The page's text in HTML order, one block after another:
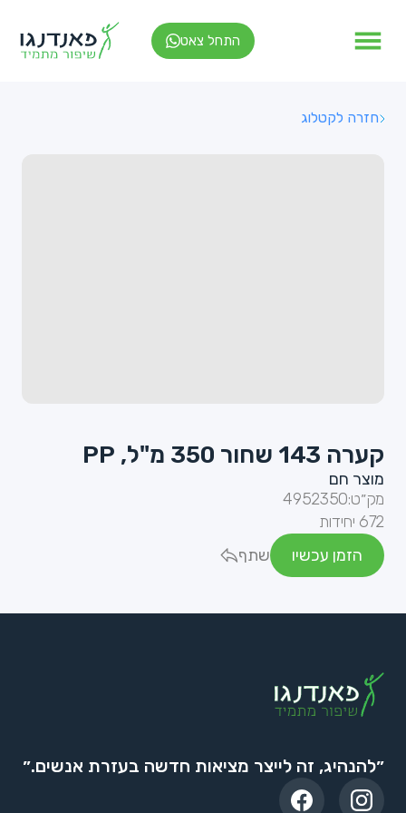
התחל צאט
חזרה לקטלוג
קערה 143 שחור 350 מ"ל, PP
מוצר חם
מק״ט:4952350
672 יחידות
הזמן עכשיו
שתף
״להנהיג, זה לייצר מציאות חדשה בעזרת אנשים.״